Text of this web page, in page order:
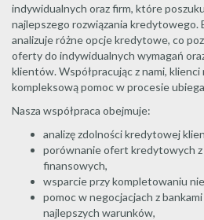
indywidualnych oraz firm, które
najlepszego rozwiązania
analizuje różne opcje kredytowe, co
oferty do indywidualnych wymagań
klientów. Współpracując z nami, klienci
kompleksową pomoc w procesie
Nasza współpraca obejmuje:
analizę zdolności kredytowej
porównanie ofert kredytowych
finansowych,
wsparcie przy kompletowaniu
pomoc w negocjacjach z
najlepszych warunków,